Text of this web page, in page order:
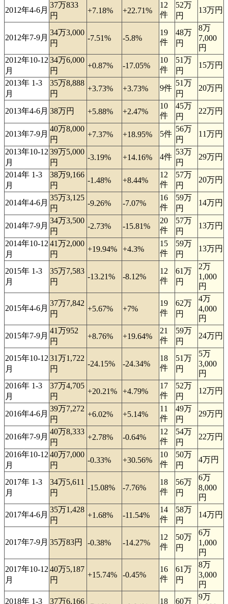
2012年4-6月
37万833
円
+7.18% +22.71%
12
件
52万
円
13万円
2012年7-9月
34万3,000
円
-7.51% -5.8%
19
件
48万
円
8万
7,000
円
2012年10-12
月
34万6,000
円
+0.87% -17.05%
10
件
51万
円
15万円
2013年 1-3
月
35万8,888
円
+3.73% +3.73% 9件
51万
円
20万円
2013年4-6月 38万円 +5.88% +2.47%
10
件
45万
円
22万円
2013年7-9月
40万8,000
円
+7.37% +18.95% 5件
56万
円
11万円
2013年10-12
月
39万5,000
円
-3.19% +14.16% 4件
53万
円
29万円
2014年 1-3
月
38万9,166
円
-1.48% +8.44%
12
件
57万
円
20万円
2014年4-6月
35万3,125
円
-9.26% -7.07%
16
件
59万
円
14万円
2014年7-9月
34万3,500
円
-2.73% -15.81%
20
件
57万
円
13万円
2014年10-12
月
41万2,000
円
+19.94% +4.3%
15
件
59万
円
13万円
2015年 1-3
月
35万7,583
円
-13.21% -8.12%
12
件
61万
円
2万
1,000
円
2015年4-6月
37万7,842
円
+5.67% +7%
19
件
62万
円
4万
4,000
円
2015年7-9月
41万952
円
+8.76% +19.64%
21
件
59万
円
24万円
2015年10-12
月
31万1,722
円
-24.15% -24.34%
18
件
51万
円
5万
3,000
円
2016年 1-3
月
37万4,705
円
+20.21% +4.79%
17
件
52万
円
12万円
2016年4-6月
39万7,272
円
+6.02% +5.14%
11
件
49万
円
29万円
2016年7-9月
40万8,333
円
+2.78% -0.64%
12
件
54万
円
22万円
2016年10-12
月
40万7,000
円
-0.33% +30.56%
10
件
50万
円
4万円
2017年 1-3
月
34万5,611
円
-15.08% -7.76%
18
件
56万
円
6万
8,000
円
2017年4-6月
35万1,428
円
+1.68% -11.54%
14
件
58万
円
14万円
2017年7-9月 35万83円 -0.38% -14.27%
12
件
50万
円
6万
1,000
円
2017年10-12
月
40万5,187
円
+15.74% -0.45%
16
件
61万
円
8万
3,000
円
2018年 1-3
37万6,166
18
60万
9万